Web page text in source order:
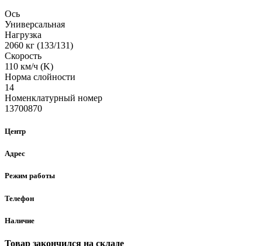
Ось
Универсальная
Нагрузка
2060 кг (133/131)
Скорость
110 км/ч (K)
Норма cлойности
14
Номенклатурный номер
13700870
Центр
Адрес
Режим работы
Телефон
Наличие
Товар закончился на складе